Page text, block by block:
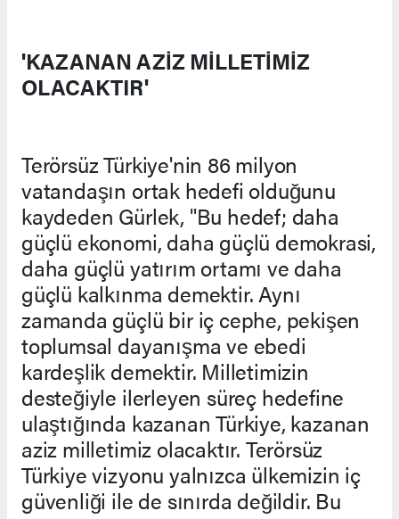
'KAZANAN AZİZ MİLLETİMİZ
OLACAKTIR'
Terörsüz Türkiye'nin 86 milyon
vatandaşın ortak hedefi olduğunu
kaydeden Gürlek, "Bu hedef; daha
güçlü ekonomi, daha güçlü demokrasi,
daha güçlü yatırım ortamı ve daha
güçlü kalkınma demektir. Aynı
zamanda güçlü bir iç cephe, pekişen
toplumsal dayanışma ve ebedi
kardeşlik demektir. Milletimizin
desteğiyle ilerleyen süreç hedefine
ulaştığında kazanan Türkiye, kazanan
aziz milletimiz olacaktır. Terörsüz
Türkiye vizyonu yalnızca ülkemizin iç
güvenliği ile de sınırda değildir. Bu